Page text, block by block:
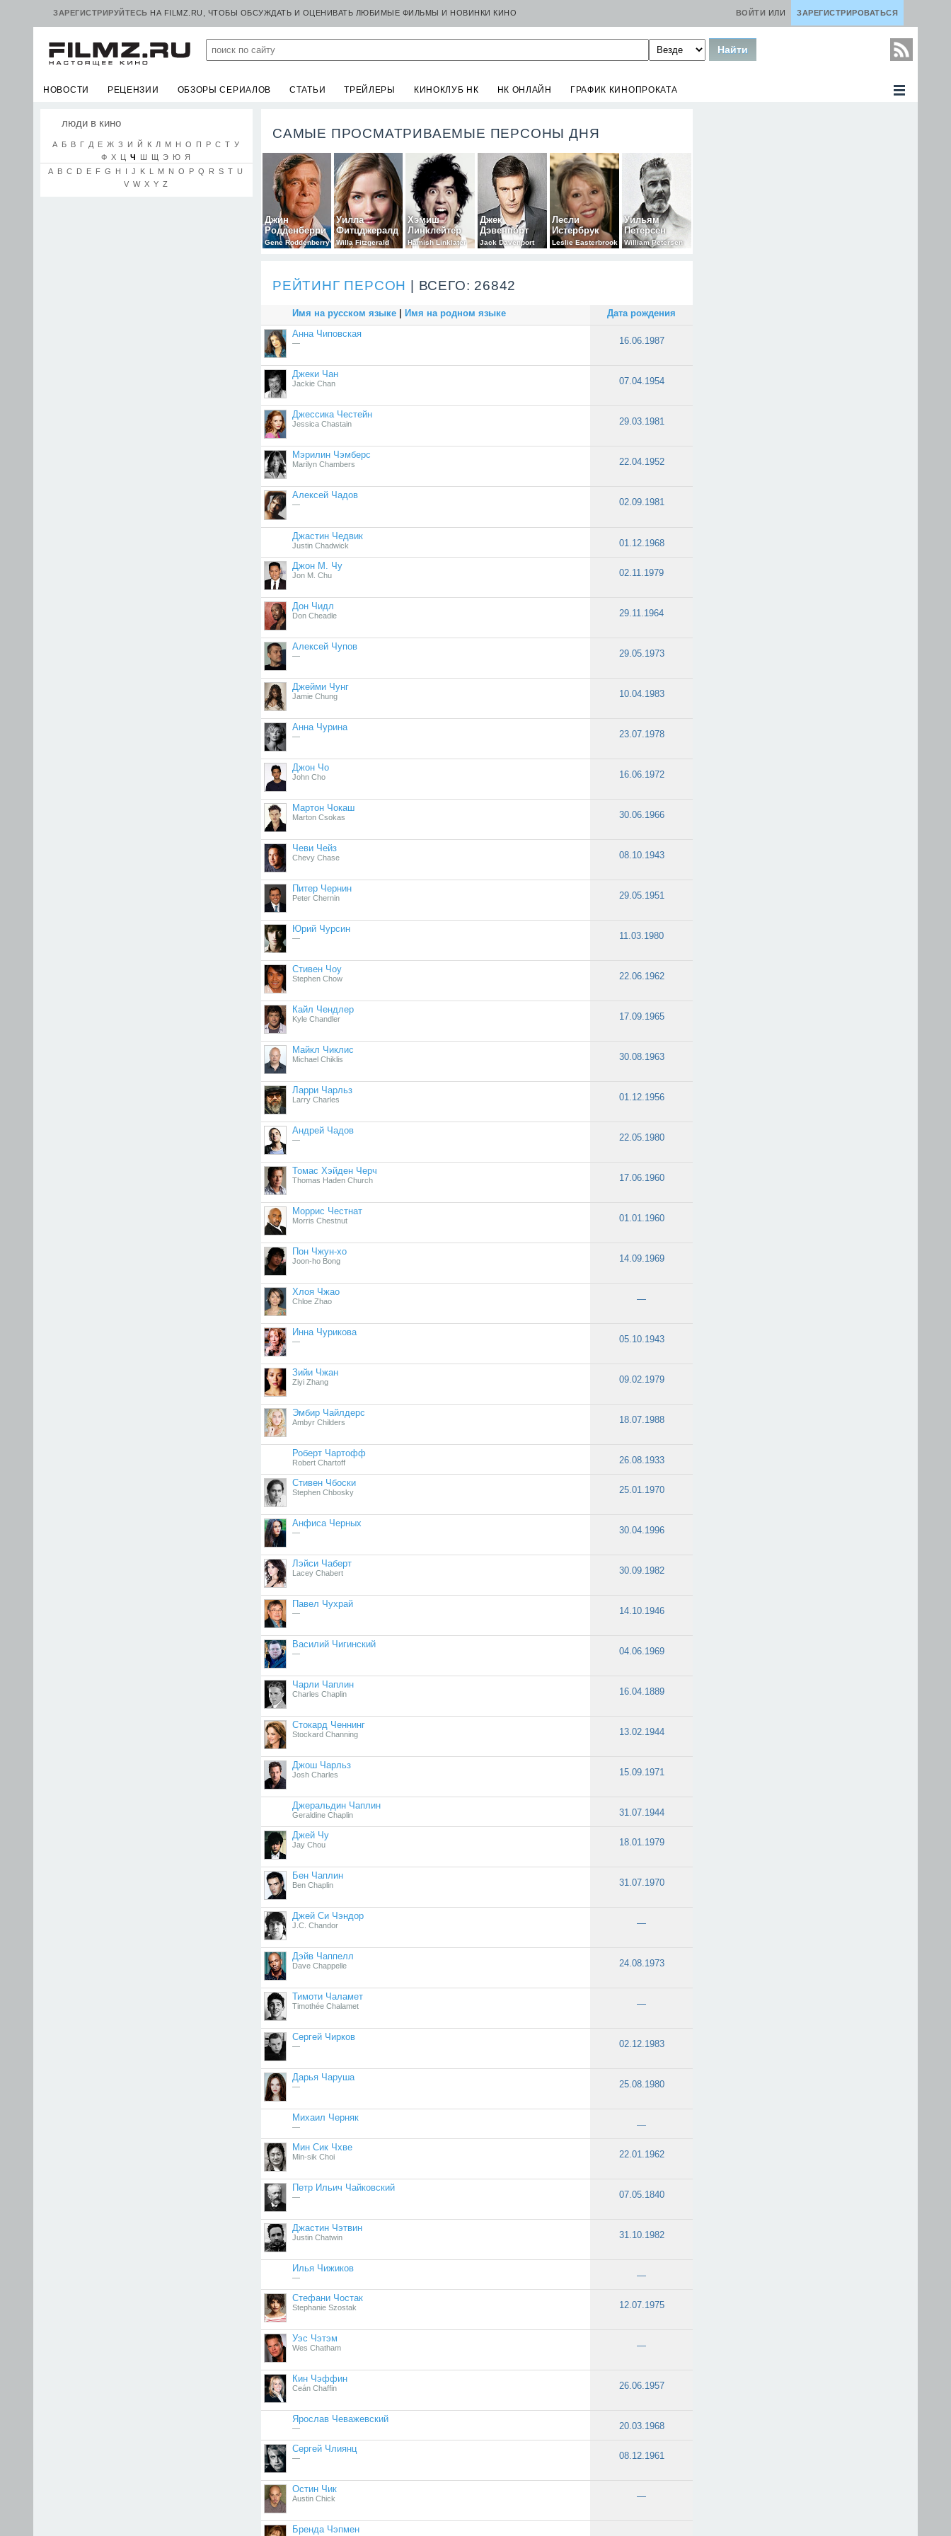
ЗАРЕГИСТРИРУЙТЕСЬ НА FILMZ.RU, ЧТОБЫ ОБСУЖДАТЬ И ОЦЕНИВАТЬ ЛЮБИМЫЕ ФИЛЬМЫ И НОВИНКИ КИНО ЗАРЕГИСТРИРОВАТЬСЯ
ВОЙТИ ИЛИ
НОВОСТИ РЕЦЕНЗИИ ОБЗОРЫ СЕРИАЛОВ СТАТЬИ ТРЕЙЛЕРЫ КИНОКЛУБ НК НК ОНЛАЙН ГРАФИК КИНОПРОКАТА
люди в кино
А Б В Г Д Е Ж З И Й К Л М Н О П Р С Т У
Ф Х Ц Ч Ш Щ Э Ю
Я
A B C D E F G H I J K L M N O P Q R S T U
V W X Y Z
САМЫЕ ПРОСМАТРИВАЕМЫЕ ПЕРСОНЫ ДНЯ
Джин
Родденберри
Gene Roddenberry
Уилла
Фитцджералд
Willa Fitzgerald
Хэмиш
Линклейтер
Hamish Linklater
Джек
Дэвенпорт
Jack Davenport
Лесли
Истербрук
Leslie Easterbrook
Уильям
Петерсен
William Petersen
РЕЙТИНГ ПЕРСОН | ВСЕГО: 26842
Имя на русском языке Имя на родном языке
Дата рождения
Анна Чиповская
— 16.06.1987
Джеки Чан
Jackie Chan 07.04.1954
Джессика Честейн
Jessica Chastain 29.03.1981
Мэрилин Чэмберс
Marilyn Chambers 22.04.1952
Алексей Чадов
— 02.09.1981
Джастин Чедвик
Justin Chadwick 01.12.1968
Джон М. Чу
Jon M. Chu 02.11.1979
Дон Чидл
Don Cheadle 29.11.1964
Алексей Чупов
— 29.05.1973
Джейми Чунг
Jamie Chung 10.04.1983
Анна Чурина
— 23.07.1978
Джон Чо
John Cho 16.06.1972
Мартон Чокаш
Marton Csokas 30.06.1966
Чеви Чейз
Chevy Chase 08.10.1943
Питер Чернин
Peter Chernin 29.05.1951
Юрий Чурсин
— 11.03.1980
Стивен Чоу
Stephen Chow 22.06.1962
Кайл Чендлер
Kyle Chandler 17.09.1965
Майкл Чиклис
Michael Chiklis 30.08.1963
Ларри Чарльз
Larry Charles 01.12.1956
Андрей Чадов
— 22.05.1980
Томас Хэйден Черч
Thomas Haden Church 17.06.1960
Моррис Честнат
Morris Chestnut 01.01.1960
Пон Чжун-хо
Joon-ho Bong 14.09.1969
Хлоя Чжао
Chloe Zhao —
Инна Чурикова
— 05.10.1943
Зийи Чжан
Ziyi Zhang 09.02.1979
Эмбир Чайлдерс
Ambyr Childers 18.07.1988
Роберт Чартофф
Robert Chartoff 26.08.1933
Стивен Чбоски
Stephen Chbosky 25.01.1970
Анфиса Черных
— 30.04.1996
Лэйси Чаберт
Lacey Chabert 30.09.1982
Павел Чухрай
— 14.10.1946
Василий Чигинский
— 04.06.1969
Чарли Чаплин
Charles Chaplin 16.04.1889
Стокард Ченнинг
Stockard Channing 13.02.1944
Джош Чарльз
Josh Charles 15.09.1971
Джеральдин Чаплин
Geraldine Chaplin 31.07.1944
Джей Чу
Jay Chou 18.01.1979
Бен Чаплин
Ben Chaplin 31.07.1970
Джей Си Чэндор
J.C. Chandor —
Дэйв Чаппелл
Dave Chappelle 24.08.1973
Тимоти Чаламет
Timothée Chalamet —
Сергей Чирков
— 02.12.1983
Дарья Чаруша
— 25.08.1980
Михаил Черняк
— —
Мин Сик Чхве
Min-sik Choi 22.01.1962
Петр Ильич Чайковский
— 07.05.1840
Джастин Чэтвин
Justin Chatwin 31.10.1982
Илья Чижиков
— —
Стефани Чостак
Stephanie Szostak 12.07.1975
Уэс Чэтэм
Wes Chatham —
Кин Чэффин
Ceán Chaffin 26.06.1957
Ярослав Чеважевский
— 20.03.1968
Сергей Члиянц
— 08.12.1961
Остин Чик
Austin Chick —
Бренда Чэпмен